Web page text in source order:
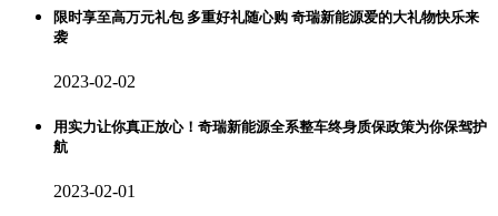
限时享至高万元礼包 多重好礼随心购 奇瑞新能源爱的大礼物快乐来
袭
2023-02-02
用实力让你真正放心！奇瑞新能源全系整车终身质保政策为你保驾护
航
2023-02-01